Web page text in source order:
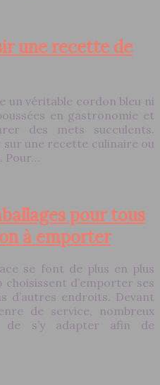
une recette de
un véritable cordon bleu ni
en gastronomie et
des mets succulents.
sur une recette culinaire ou
Pour…
pour tous
à emporter
se font de plus en plus
choisissent d’emporter ses
d’autres endroits. Devant
de service, nombreux
de s’y adapter afin de